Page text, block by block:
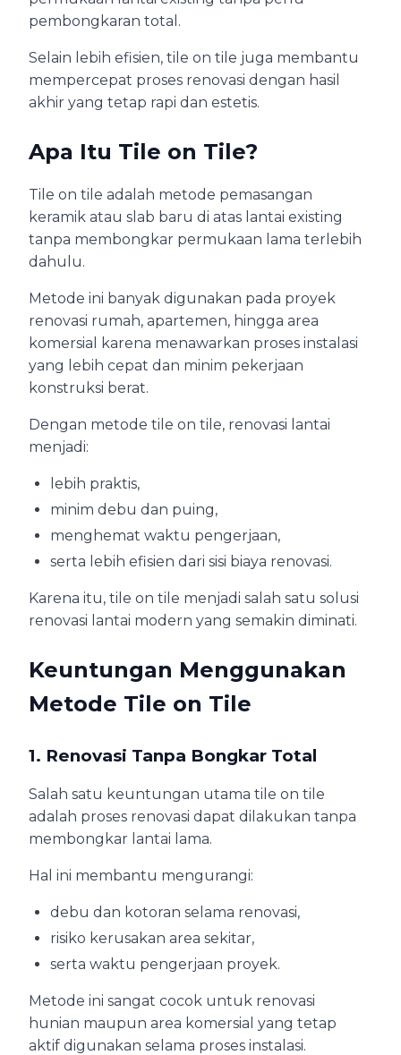
pembongkaran total.
Selain lebih efisien, tile on tile juga membantu
mempercepat proses renovasi dengan hasil
akhir yang tetap rapi dan estetis.
Apa Itu Tile on Tile?
Tile on tile adalah metode pemasangan
keramik atau slab baru di atas lantai existing
tanpa membongkar permukaan lama terlebih
dahulu.
Metode ini banyak digunakan pada proyek
renovasi rumah, apartemen, hingga area
komersial karena menawarkan proses instalasi
yang lebih cepat dan minim pekerjaan
konstruksi berat.
Dengan metode tile on tile, renovasi lantai
menjadi:
lebih praktis,
minim debu dan puing,
menghemat waktu pengerjaan,
serta lebih efisien dari sisi biaya renovasi.
Karena itu, tile on tile menjadi salah satu solusi
renovasi lantai modern yang semakin diminati.
Keuntungan Menggunakan
Metode Tile on Tile
1. Renovasi Tanpa Bongkar Total
Salah satu keuntungan utama tile on tile
adalah proses renovasi dapat dilakukan tanpa
membongkar lantai lama.
Hal ini membantu mengurangi:
debu dan kotoran selama renovasi,
risiko kerusakan area sekitar,
serta waktu pengerjaan proyek.
Metode ini sangat cocok untuk renovasi
hunian maupun area komersial yang tetap
aktif digunakan selama proses instalasi.